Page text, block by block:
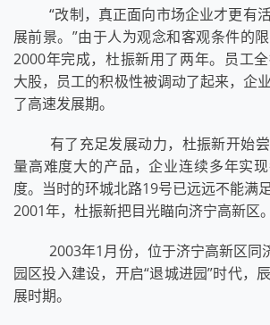
“改制，真正面向市场企业才更有
展前景。”由于人为观念和客观条件的
2000年完成，杜振新用了两年。员工
大股，员工的积极性被调动了起来，企
了高速发展期。
有了充足发展动力，杜振新开始
量高难度大的产品，企业连续多年实
度。当时的环城北路19号已远远不能满
2001年，杜振新把目光瞄向济宁高新区。
2003年1月份，位于济宁高新区同
园区投入建设，开启“退城进园”时代，
展时期。